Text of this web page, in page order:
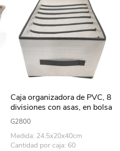
Caja organizadora de PVC, 8
divisiones con asas, en bolsa
G2800
Medida: 24.5x20x40cm
Cantidad por caja: 60